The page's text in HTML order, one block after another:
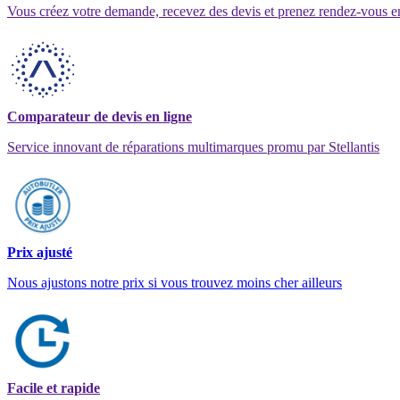
Vous créez votre demande, recevez des devis et prenez rendez-vous
Comparateur de devis en ligne
Service innovant de réparations multimarques promu par Stellantis
Prix ajusté
Nous ajustons notre prix si vous trouvez moins cher ailleurs
Facile et rapide